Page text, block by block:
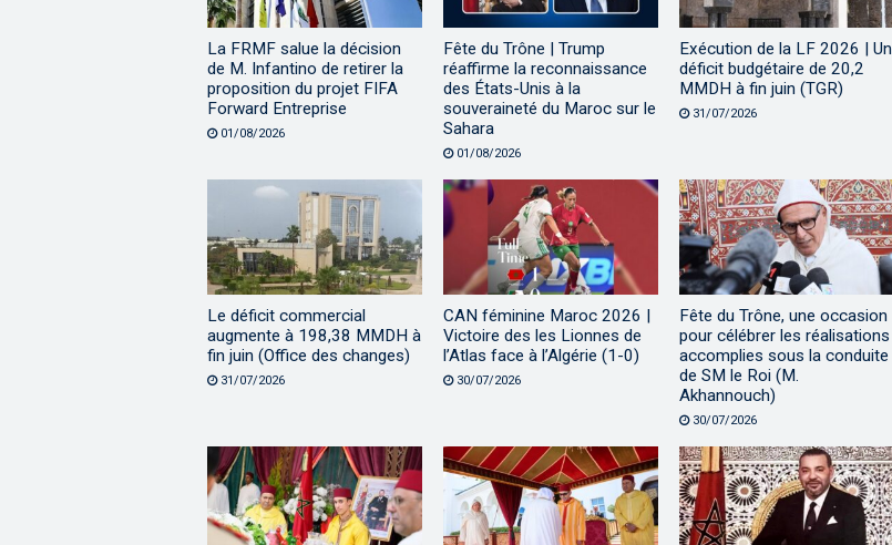
La FRMF salue la décision
de M. Infantino de retirer la
proposition du projet FIFA
Forward Entreprise
01/08/2026
Fête du Trône | Trump
réaffirme la reconnaissance
des États-Unis à la
souveraineté du Maroc sur le
Sahara
01/08/2026
Exécution de la LF 2026 | Un
déficit budgétaire de 20,2
MMDH à fin juin (TGR)
31/07/2026
Le déficit commercial
augmente à 198,38 MMDH à
fin juin (Office des changes)
31/07/2026
CAN féminine Maroc 2026 |
Victoire des les Lionnes de
l’Atlas face à l’Algérie (1-0)
30/07/2026
Fête du Trône, une occasion
pour célébrer les réalisations
accomplies sous la conduite
de SM le Roi (M.
Akhannouch)
30/07/2026